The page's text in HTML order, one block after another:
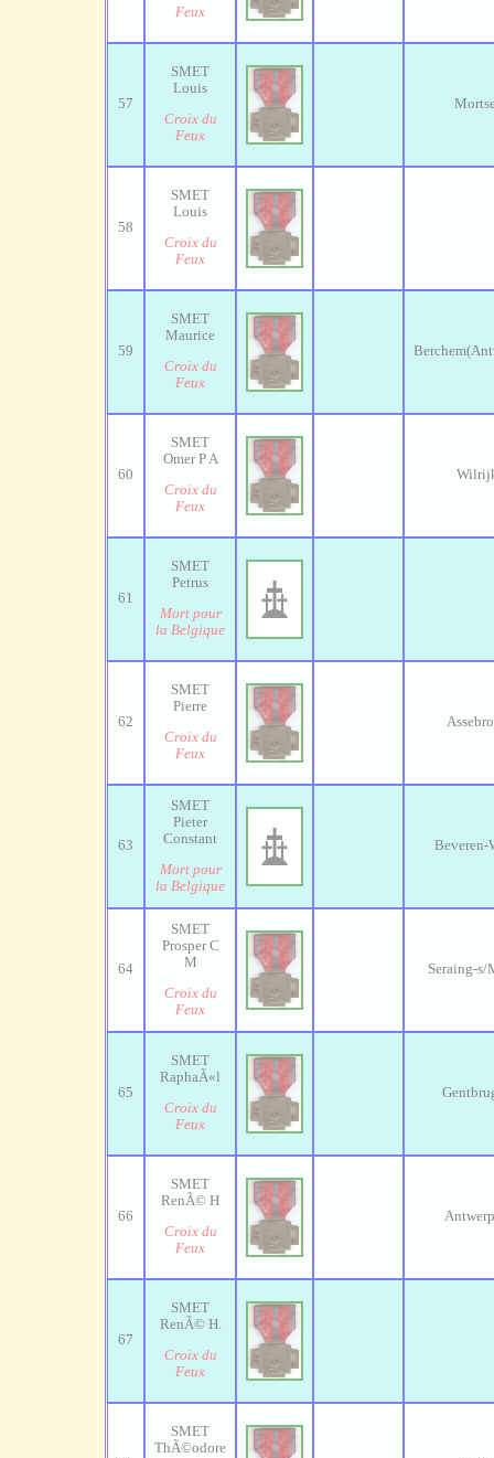
Feux
57
SMET
Louis
Croix du
Feux
58
SMET
Louis
Croix du
Feux
59
SMET
Maurice
Croix du
Feux
60
SMET
Omer P A
Croix du
Feux
61
SMET
Petrus
Mort pour
la Belgique
62
SMET
Pierre
Croix du
Feux
63
SMET
Pieter
Constant
Mort pour
la Belgique
Beveren-
64
SMET
Prosper C
M
Croix du
Feux
Seraing-s/
65
SMET
RaphaÃ«l
Croix du
Feux
66
SMET
RenÃ© H
Croix du
Feux
67
SMET
RenÃ© H.
Croix du
Feux
SMET
ThÃ©odore